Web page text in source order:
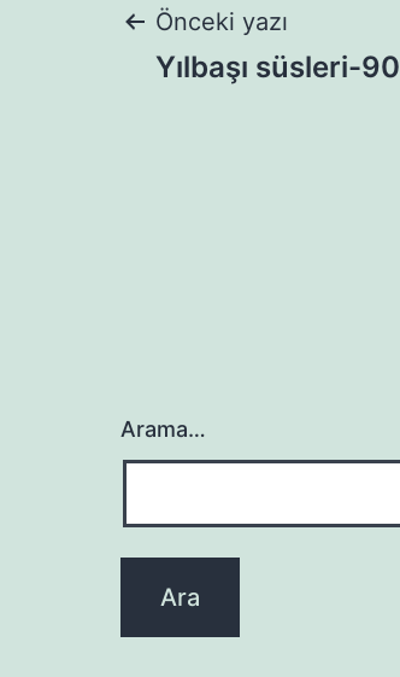
Yazı
Önceki yazı
Yılbaşı süsleri-90
Arama…